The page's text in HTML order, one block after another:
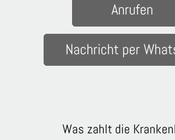
Anrufen
Nachricht per
Was zahlt die